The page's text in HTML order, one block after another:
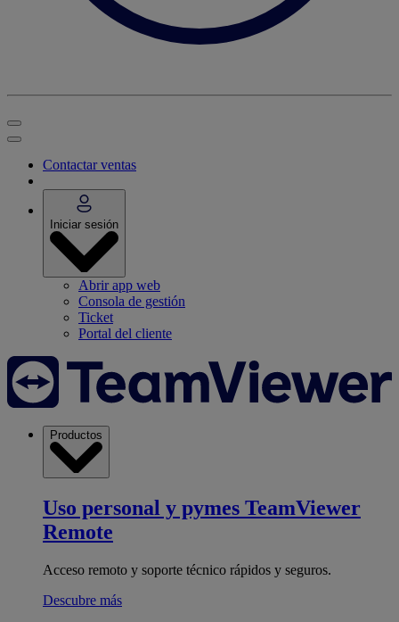
Contactar ventas
Iniciar sesión
Abrir app web
Consola de gestión
Ticket
Portal del cliente
Productos
Uso personal y pymes TeamViewer
Remote
Acceso remoto y soporte técnico rápidos y seguros.
Descubre más